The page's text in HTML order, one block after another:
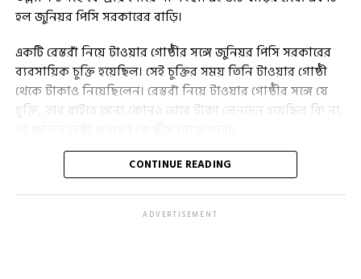
হল জুনিয়র পিসি সরকারের বাড়ি।
একটি রেস্তরাঁ নিয়ে টাওয়ার গোষ্ঠীর সঙ্গে জুনিয়র পিসি সরকারের
ব্যবসায়িক চুক্তি হয়েছিল। সেই চুক্তির সময় তিনি টাওয়ার গোষ্ঠী
থেকে টাকাও নিয়েছিলেন। রেস্তরাঁ নিয়ে টাওয়ার গোষ্ঠীর সঙ্গে যে
চুক্তি, তার বাইরে অন্য কোনও ভাবে টাকা লেনদেন হয়েছিল কি না,
সিবিআই সূত্রে খবর, শুক্রবার মুকুন্দপুরের পূর্বালোকের বাড়িতে
সকাল সাড়ে ১১টা থেকে তল্লাশি চালানো হয়েছে। বিভিন্ন নথিপত্র
হয়েছিল, সে বিষয়ে খোঁজ নেওয়া হচ্ছে।
CONTINUE READING
ADVERTISEMENT